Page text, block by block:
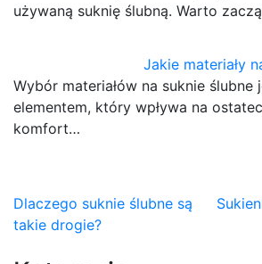
używaną suknię ślubną. Warto
Jakie materiały
Wybór materiałów na suknie ślubne
elementem, który wpływa na
komfort…
Nawigacja
wpisu
Dlaczego suknie ślubne są
takie drogie?